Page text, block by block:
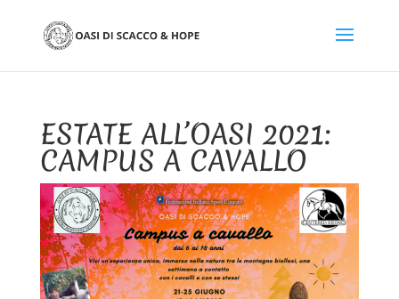
ESTATE ALL’OASI 2021:
CAMPUS A CAVALLO